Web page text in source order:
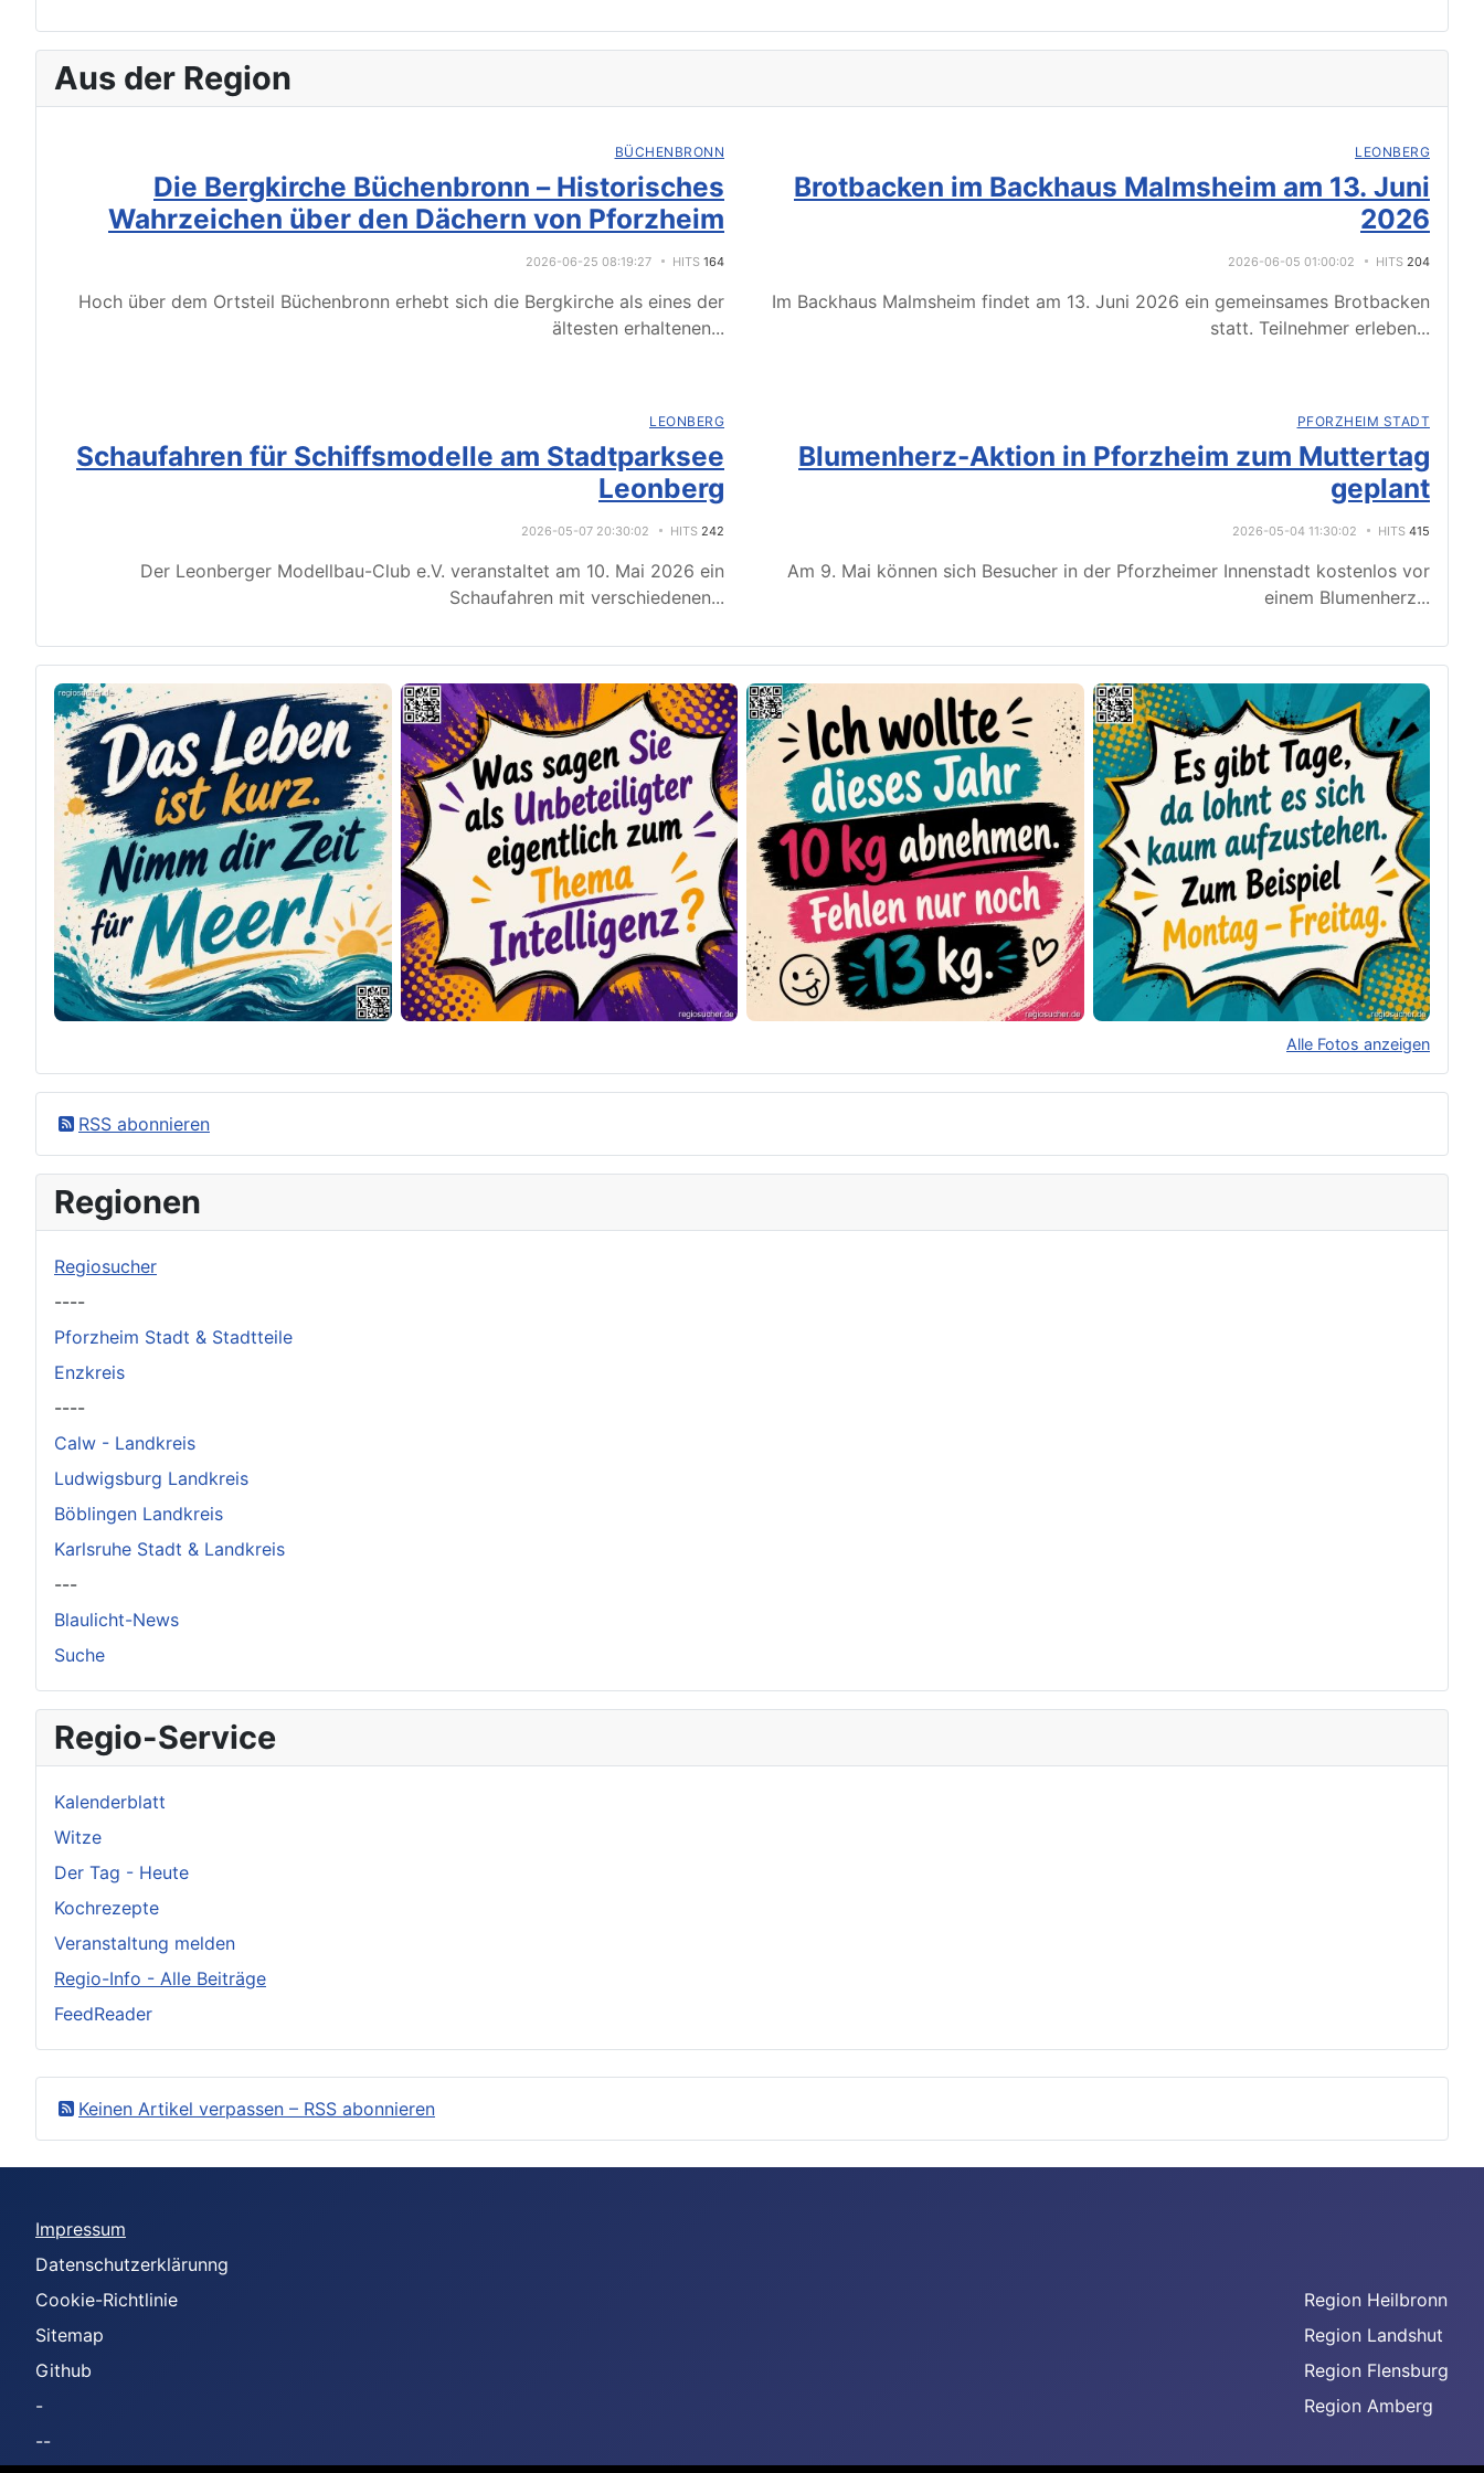
Aus der Region
BÜCHENBRONN
Die Bergkirche Büchenbronn – Historisches
Wahrzeichen über den Dächern von Pforzheim
2026-06-25 08:19:27 HITS 164
Hoch über dem Ortsteil Büchenbronn erhebt sich die Bergkirche als eines der
ältesten erhaltenen...
LEONBERG
Brotbacken im Backhaus Malmsheim am 13. Juni
2026
2026-06-05 01:00:02 HITS 204
Im Backhaus Malmsheim findet am 13. Juni 2026 ein gemeinsames Brotbacken
statt. Teilnehmer erleben...
LEONBERG
Schaufahren für Schiffsmodelle am Stadtparksee
Leonberg
2026-05-07 20:30:02 HITS 242
Der Leonberger Modellbau-Club e.V. veranstaltet am 10. Mai 2026 ein
Schaufahren mit verschiedenen...
PFORZHEIM STADT
Blumenherz-Aktion in Pforzheim zum Muttertag
geplant
2026-05-04 11:30:02 HITS 415
Am 9. Mai können sich Besucher in der Pforzheimer Innenstadt kostenlos vor
einem Blumenherz...
Alle Fotos anzeigen
RSS abonnieren
Regionen
Regiosucher
----
Pforzheim Stadt & Stadtteile
Enzkreis
----
Calw - Landkreis
Ludwigsburg Landkreis
Böblingen Landkreis
Karlsruhe Stadt & Landkreis
---
Blaulicht-News
Suche
Regio-Service
Kalenderblatt
Witze
Der Tag - Heute
Kochrezepte
Veranstaltung melden
Regio-Info - Alle Beiträge
FeedReader
Keinen Artikel verpassen – RSS abonnieren
Impressum
Datenschutzerklärunng
Cookie-Richtlinie
Sitemap
Github
-
--
Region Heilbronn
Region Landshut
Region Flensburg
Region Amberg